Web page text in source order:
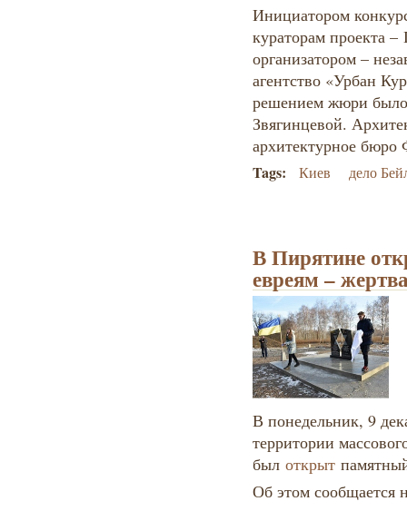
Инициатором
кураторам проекта
организатором –
агентство «Урбан
решением жюри
Звягинцевой.
архитектурное
Tags: Киев дело
В Пирятине
евреям –
В понедельник, 9
территории
был открыт
Об этом сообщается